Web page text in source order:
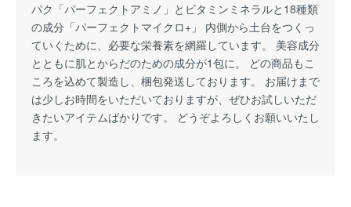
パク「パーフェクトアミノ」とビタミンミネラルと18種類
の成分「パーフェクトマイクロ+」 内側から土台をつくっ
ていくために、必要な栄養素を網羅しています。 美容成分
とともに肌とからだのための成分が1包に。 どの商品もこ
ころを込めて製造し、梱包発送しております。 お届けまで
は少しお時間をいただいておりますが、ぜひお試しいただ
きたいアイテムばかりです。 どうぞよろしくお願いいたし
ます。